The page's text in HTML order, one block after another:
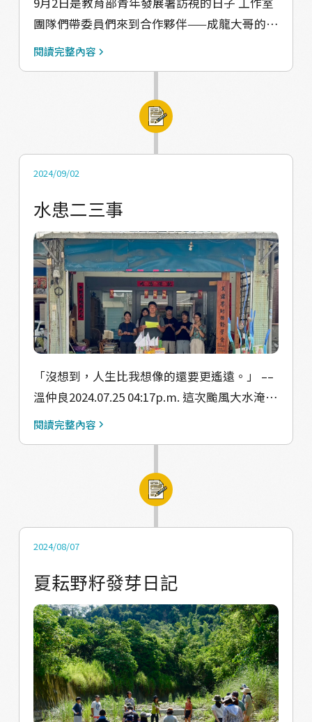
田裡抓魚。在過程中有相當多次的拜訪、討論
與活動測試，才讓營隊活動順利執行；另一方
面，我們也透過這個活動，用「魚」串聯起跟
美濃溪、美濃湖、湧泉的生態環境。用「撈
環境中的非直接生產價值。用農塘「勞動」串
聯起地方農產業發展與勞動人口相關課題。
團隊們帶委員們來到合作夥伴——成龍大哥的田
成龍大哥目前種植了4甲的芭蕉園 整片利用友
團隊帶來很大的啟發！ 來到成龍の蔬果 可以
看見兩種完全不同經營模式的田區–– 隔壁田區
自由奔放的成龍大哥芭蕉園 「投入友善農業需
蕉園的前幾年 需要有無法回收成本的心理準備
但即使到了後期 生態達到平衡之後 有機的市場
價格其實也很難讓農民賺到錢 那到底是什麼支
持成龍大哥繼續實踐有機的理念呢？ 其實解方
就是另一邊慣行農法的番茄園 成龍大哥種了一
甲番茄園 用面積單位高報酬的特性 來支持另外
4甲地的有機芭蕉園 而雖然成龍大哥的番茄園
屬慣行農法的範疇 但在施肥、土壤改善上 成龍
大哥利用微生物及有機資材 降低對土地的傷害
另外積極配合產銷履歷 讓商品符合市場競爭力
同時也具有永續性 這樣的做法讓我們看見 其
實友善及慣行並不是非黑即白 當中充滿彈性及
大哥分享了他一路上摸索出來的各種經驗 以及
如何看待不穩定的農業收入的心態 讓大家更認
閱讀完整內容
2024/09/02
水患二三事
「沒想到，人生比我想像的還要更遙遠。」 ––
溫仲良2024.07.25 04:17p.m. 這次颱風大水淹了
兩波， 第一波是前天（7/25）早上大約六點，
電腦、放重要文件的防潮箱。 直到9點水慢慢
淹進來， 牛肉湯因為太燙被留在瓦斯爐上面。
「淹10cm和淹30cm有差嗎？」 等到了下午四
點水再次退去 他回到了辦公室 卻發現整個辦公
室物換星移 可以看出來水的浮力讓桌子、櫃
子、老菜餔 漂到各種奇怪位置跟角度 放在桌上
的電腦、印表機已經泡過水 防潮箱、冰箱跟瓦
斯躺在地上 我們的書庫一片狼籍 從溫大哥傳到
群組的文字消息 隱約透露出一點生無可戀的意
閱讀完整內容
2024/08/07
夏耘野籽發芽日記